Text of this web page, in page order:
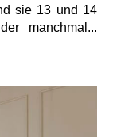
sie 13 und 14
manchmal...